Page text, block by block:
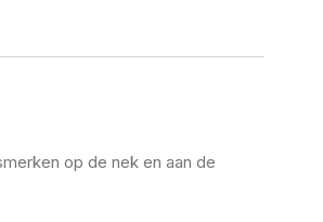
op de nek en aan de